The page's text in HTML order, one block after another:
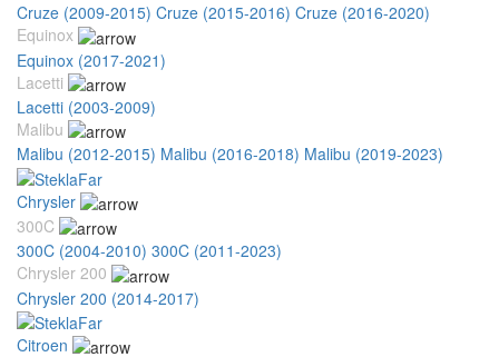
Cruze (2009-2015) Cruze (2015-2016) Cruze (2016-2020)
Equinox
Equinox (2017-2021)
Lacetti
Lacetti (2003-2009)
Malibu
Malibu (2012-2015) Malibu (2016-2018) Malibu (2019-2023)
Chrysler
300C
300C (2004-2010) 300C (2011-2023)
Chrysler 200
Chrysler 200 (2014-2017)
Citroen